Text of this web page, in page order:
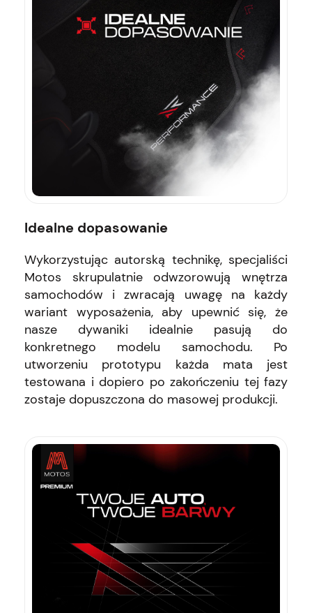
Idealne dopasowanie
Wykorzystując autorską technikę, specjaliści
Motos skrupulatnie odwzorowują wnętrza
samochodów i zwracają uwagę na każdy
wariant wyposażenia, aby upewnić się, że
nasze dywaniki idealnie pasują do
konkretnego modelu samochodu. Po
utworzeniu prototypu każda mata jest
testowana i dopiero po zakończeniu tej fazy
zostaje dopuszczona do masowej produkcji.